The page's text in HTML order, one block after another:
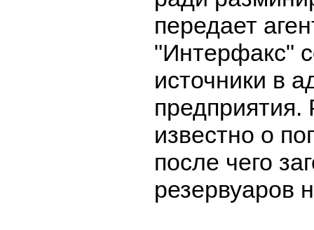
передает
"Интерфакс"
источники в
предприятия.
известно о
после чего
резервуаров